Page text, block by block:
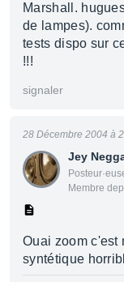
Marshall.
de lampes).
tests dispo sur
!!!
signaler
Jey
Membre
28 Décembre 2004 à
Ouai zoom c'est
syntétique